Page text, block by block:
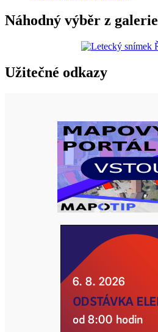
Náhodný výběr z galerie
Užitečné odkazy